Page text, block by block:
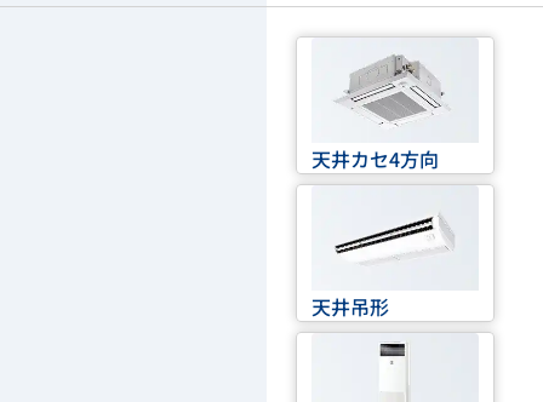
天井カセ4方向
天井吊形